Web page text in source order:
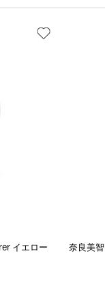
イエロー
奈良美